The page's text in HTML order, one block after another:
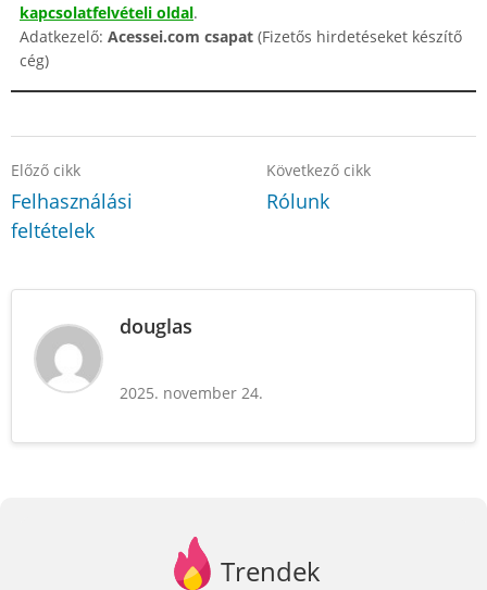
kapcsolatfelvételi oldal.
Adatkezelő: Acessei.com csapat (Fizetős hirdetéseket készítő
cég)
Előző cikk
Felhasználási
feltételek
Következő cikk
Rólunk
douglas
2025. november 24.
Trendek